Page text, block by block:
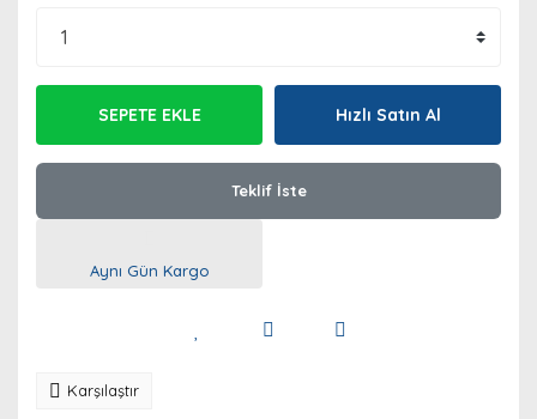
SEPETE EKLE Hızlı Satın Al
Teklif İste
Aynı Gün Kargo
Karşılaştır